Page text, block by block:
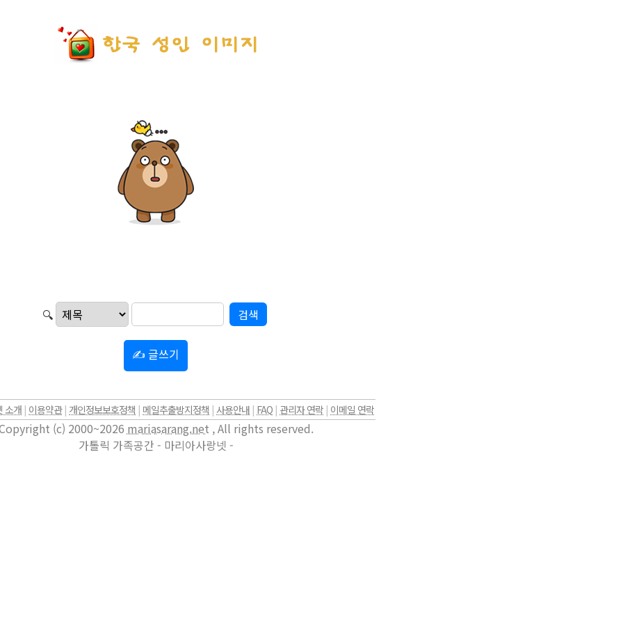
🔍
✍ 글쓰기
소개 | 이용약관 | 개인정보보호정책 | 메일추출방지정책 | 사용안내 | FAQ | 관리자 연락 | 이메일 연락
(c) 2000~2026 mariasarang.net , All rights reserved.
가톨릭 가족공간 - 마리아사랑넷 -